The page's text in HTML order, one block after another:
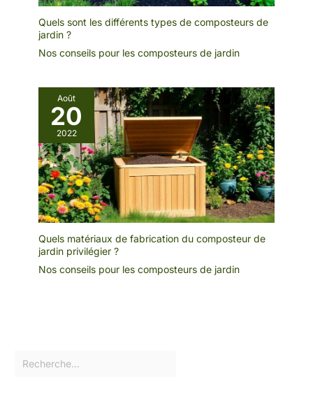
Quels sont les différents types de composteurs de
jardin ?
Nos conseils pour les composteurs de jardin
Août
20
2022
Quels matériaux de fabrication du composteur de
jardin privilégier ?
Nos conseils pour les composteurs de jardin